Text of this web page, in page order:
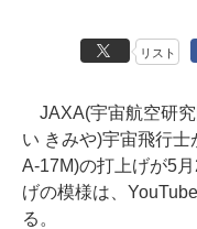
リスト
JAXA(宇宙航空研究
い きみや)宇宙飛行
A-17M)の打上げが5
げの模様は、
る。